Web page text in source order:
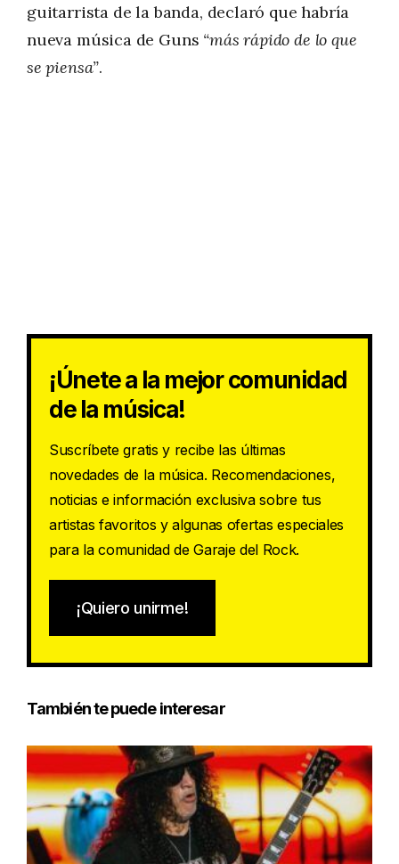
guitarrista de la banda, declaró que habría
nueva música de Guns “más rápido de lo que
se piensa”.
¡Únete a la mejor comunidad
de la música!
Suscríbete gratis y recibe las últimas
novedades de la música. Recomendaciones,
noticias e información exclusiva sobre tus
artistas favoritos y algunas ofertas especiales
para la comunidad de Garaje del Rock.
¡Quiero unirme!
También te puede interesar